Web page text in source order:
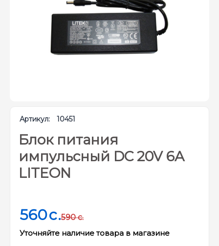
Артикул: 10451
Блок питания
импульсный DC 20V 6A
LITEON
560c.
Уточняйте наличие товара в магазине
590 c.